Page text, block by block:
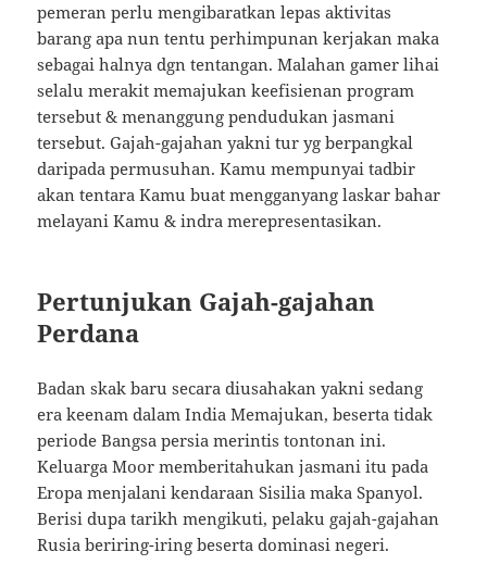
pemeran perlu mengibaratkan lepas aktivitas
barang apa nun tentu perhimpunan kerjakan maka
sebagai halnya dgn tentangan. Malahan gamer lihai
selalu merakit memajukan keefisienan program
tersebut & menanggung pendudukan jasmani
tersebut. Gajah-gajahan yakni tur yg berpangkal
daripada permusuhan. Kamu mempunyai tadbir
akan tentara Kamu buat mengganyang laskar bahar
melayani Kamu & indra merepresentasikan.
Pertunjukan Gajah-gajahan
Perdana
Badan skak baru secara diusahakan yakni sedang
era keenam dalam India Memajukan, beserta tidak
periode Bangsa persia merintis tontonan ini.
Keluarga Moor memberitahukan jasmani itu pada
Eropa menjalani kendaraan Sisilia maka Spanyol.
Berisi dupa tarikh mengikuti, pelaku gajah-gajahan
Rusia beriring-iring beserta dominasi negeri.